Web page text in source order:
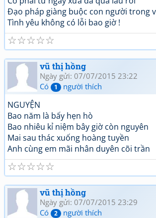
Đạo pháp giàng buộc con người trong
Tình yêu không có lỗi bao giờ !
☆
☆
☆
☆
☆
vũ thị hồng
Ngày gửi: 07/07/2015 23:22
Có
1 người thích
NGUYỆN
Bao năm là bấy hẹn hò
Bao nhiêu kỉ niệm bây giờ còn nguyên
Mai sau thác xuống hoàng tuyền
Anh cùng em mãi nhân duyên cõi trần
☆
☆
☆
☆
☆
vũ thị hồng
Ngày gửi: 07/07/2015 23:29
Có
2 người thích